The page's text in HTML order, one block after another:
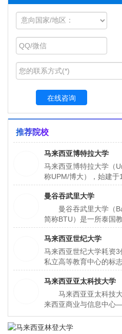
在线咨询
推荐院校
马来西亚博特拉大学
马来西亚博特拉大学（
称UPM/博大），始建
性大学之一，也是马来
大学（约有5万余人）。
曼谷吞武里大学
曼谷吞武里大学（
简称BTU）是一所泰国
时获得中国教育部教育
校。大学坐落于泰国首
所具有30多年办学历史
谷市是泰国的政治、经
马来西亚世纪大学
马来西亚世纪大学耗资
私立高等教育中心的标
哥打白沙罗，校内设有
校27，000名学生中的
环境。
马来西亚亚太科技大学
马来西亚亚太科技大
来西亚商业与信息中心
建校，共有学生约5，
UCTI是马来西亚信息技